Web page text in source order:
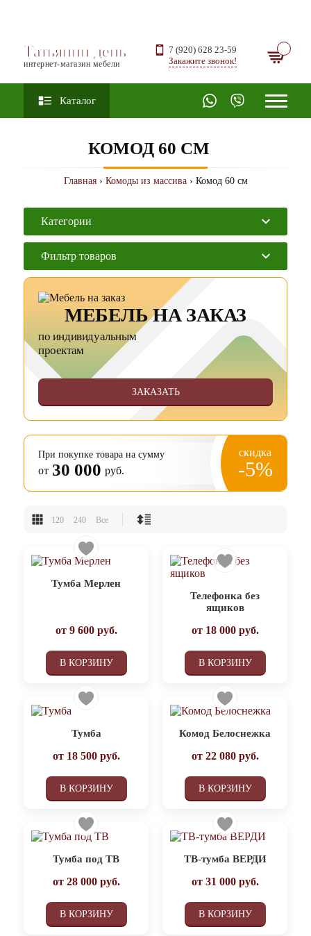
Татьянин день
интернет-магазин мебели
7 (920) 628 23-59
Закажите звонок!
Каталог
КОМОД 60 СМ
Главная› Комоды из массива› Комод 60 см
Категории
Фильтр товаров
МЕБЕЛЬ НА ЗАКАЗ
по индивидуальным
проектам
ЗАКАЗАТЬ
При покупке товара на сумму
от 30 000 руб.
скидка
-5%
120 240 Все
Тумба Мерлен
от 9 600руб.
В КОРЗИНУ
Телефонка без
ящиков
от 18 000руб.
В КОРЗИНУ
Тумба
от 18 500руб.
В КОРЗИНУ
Комод Белоснежка
от 22 080руб.
В КОРЗИНУ
Тумба под ТВ
от 28 000руб.
В КОРЗИНУ
ТВ-тумба ВЕРДИ
от 31 000руб.
В КОРЗИНУ